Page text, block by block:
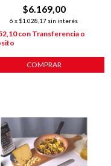
$6.169,00
6 x $1.028,17 sin interés
con Transferencia o
COMPRAR